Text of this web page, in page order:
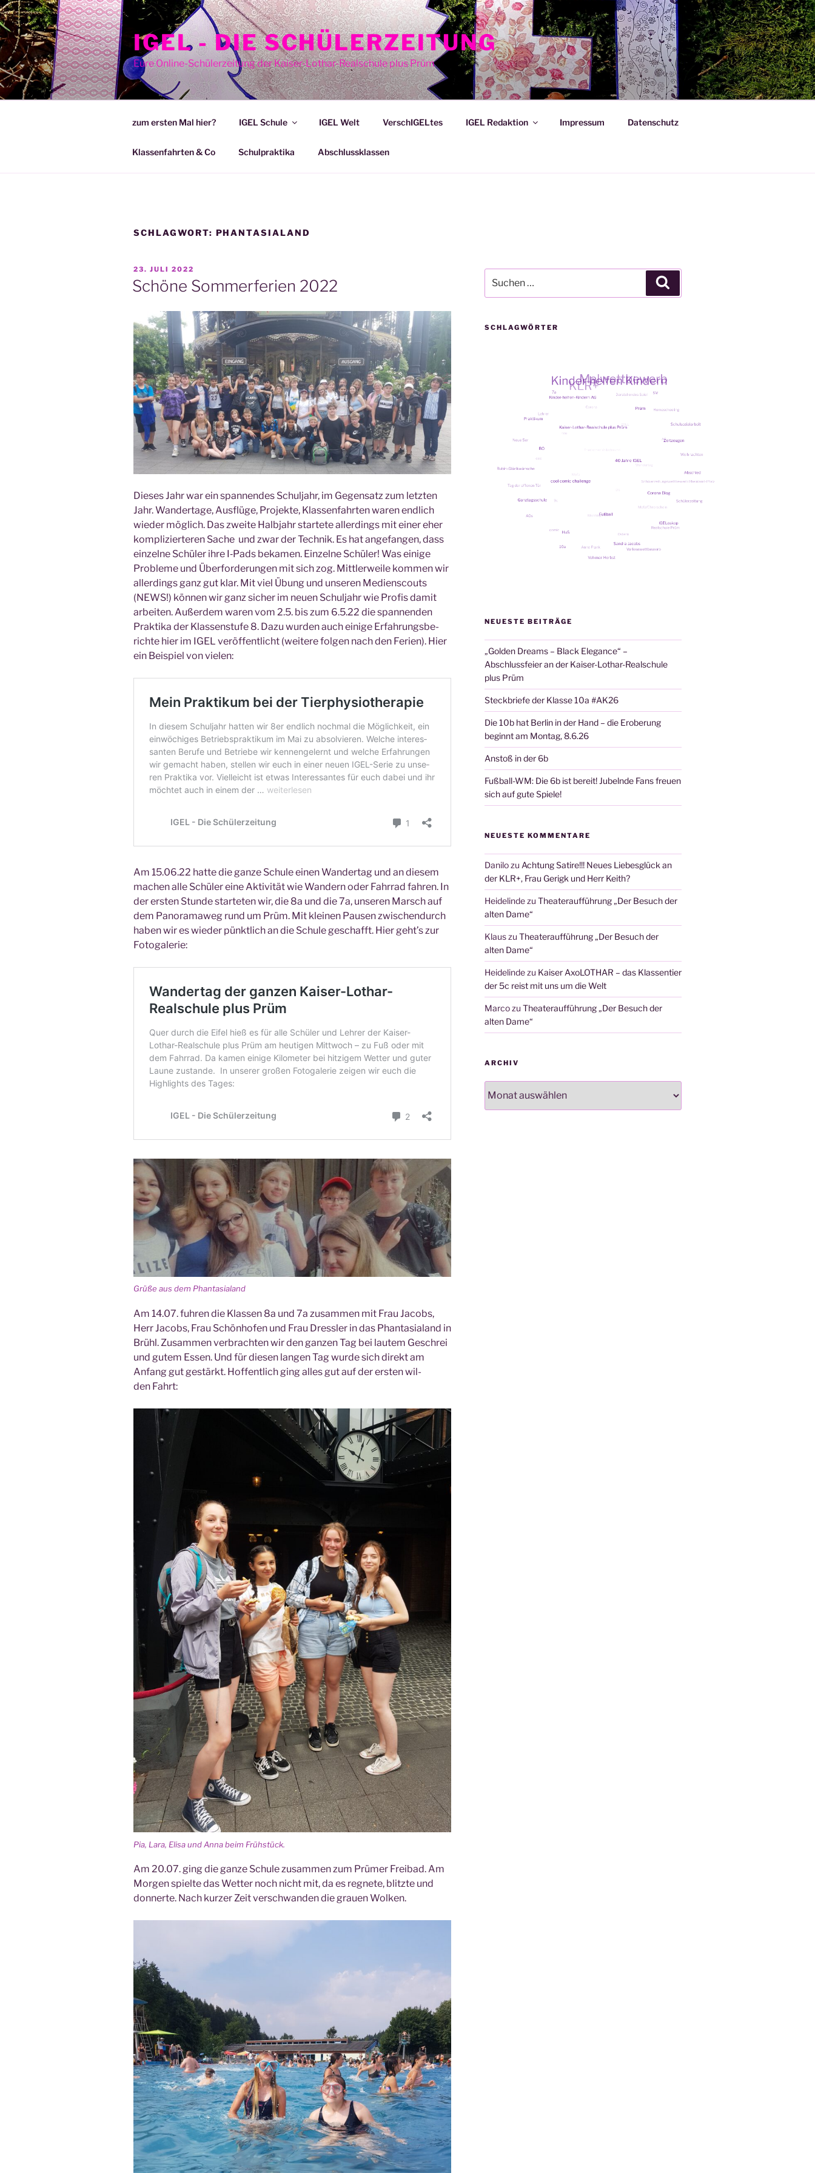
Zum
Inhalt
springen
IGEL - DIE SCHÜLERZEITUNG
Eure Online-Schülerzeitung der Kaiser-Lothar-Realschule plus Prüm
zum ersten Mal hier? IGEL Schule IGEL Welt VerschIGELtes IGEL Redaktion Impressum Datenschutz
Klassenfahrten & Co Schulpraktika Abschlussklassen
SCHLAGWORT: PHANTASIALAND
VERÖFFENTLICHT
AM
23. JULI 2022
Schöne Sommerferien 2022
Die­ses Jahr war ein span­nen­des Schul­jahr, im Gegen­satz zum letz­ten
Jahr. Wan­der­ta­ge, Aus­flü­ge, Pro­jek­te, Klas­sen­fahr­ten waren end­lich
wie­der mög­lich. Das zwei­te Halb­jahr star­te­te aller­dings mit einer eher
kom­pli­zier­te­ren Sache und zwar der Tech­nik. Es hat ange­fan­gen, dass
ein­zel­ne Schü­ler ihre I‑Pads beka­men. Ein­zel­ne Schü­ler! Was eini­ge
Pro­ble­me und Über­for­de­run­gen mit sich zog. Mitt­ler­wei­le kom­men wir
aller­dings ganz gut klar. Mit viel Übung und unse­ren Medi­en­scouts
(NEWS!) kön­nen wir ganz sicher im neu­en Schul­jahr wie Pro­fis damit
arbei­ten. Außer­dem waren vom 2.5. bis zum 6.5.22 die span­nen­den
Prak­ti­ka der Klas­sen­stu­fe 8. Dazu wur­den auch eini­ge Erfah­rungs­be­
rich­te hier im IGEL ver­öf­fent­licht (wei­te­re fol­gen nach den Feri­en). Hier
ein Bei­spiel von vielen:
Am 15.06.22 hat­te die gan­ze Schu­le einen Wan­der­tag und an die­sem
machen alle Schü­ler eine Akti­vi­tät wie Wan­dern oder Fahr­rad fah­ren. In
der ers­ten Stun­de star­te­ten wir, die 8a und die 7a, unse­ren Marsch auf
dem Pan­ora­ma­weg rund um Prüm. Mit klei­nen Pau­sen zwi­schen­durch
haben wir es wie­der pünkt­lich an die Schu­le geschafft. Hier geht’s zur
Fotogalerie:
Grü­ße aus dem Phantasialand
Am 14.07. fuh­ren die Klas­sen 8a und 7a zusam­men mit Frau Jacobs,
Herr Jacobs, Frau Schön­ho­fen und Frau Dress­ler in das Phan­ta­sia­land in
Brühl. Zusam­men ver­brach­ten wir den gan­zen Tag bei lau­tem Geschrei
und gutem Essen. Und für die­sen lan­gen Tag wur­de sich direkt am
Anfang gut gestärkt. Hof­fent­lich ging alles gut auf der ers­ten wil­
den Fahrt:
Pia, Lara, Eli­sa und Anna beim Frühstück.
Am 20.07. ging die gan­ze Schu­le zusam­men zum Prü­mer Frei­bad. Am
Mor­gen spiel­te das Wet­ter noch nicht mit, da es reg­ne­te, blitz­te und
don­ner­te. Nach kur­zer Zeit ver­schwan­den die grau­en Wolken.
nach:
SCHLAGWÖRTER
NEUESTE BEITRÄGE
„Golden Dreams – Black Elegance“ –
Abschlussfeier an der Kaiser-Lothar-Realschule
plus Prüm
Steckbriefe der Klasse 10a #AK26
Die 10b hat Berlin in der Hand – die Eroberung
beginnt am Montag, 8.6.26
Anstoß in der 6b
Fußball-WM: Die 6b ist bereit! Jubelnde Fans freuen
sich auf gute Spiele!
NEUESTE KOMMENTARE
Danilozu Achtung Satire!!! Neues Liebesglück an
der KLR+, Frau Gerigk und Herr Keith?
Heidelindezu Theateraufführung „Der Besuch der
alten Dame“
Klauszu Theateraufführung „Der Besuch der
alten Dame“
Heidelindezu Kaiser AxoLOTHAR – das Klassentier
der 5c reist mit uns um die Welt
Marcozu Theateraufführung „Der Besuch der
alten Dame“
ARCHIV